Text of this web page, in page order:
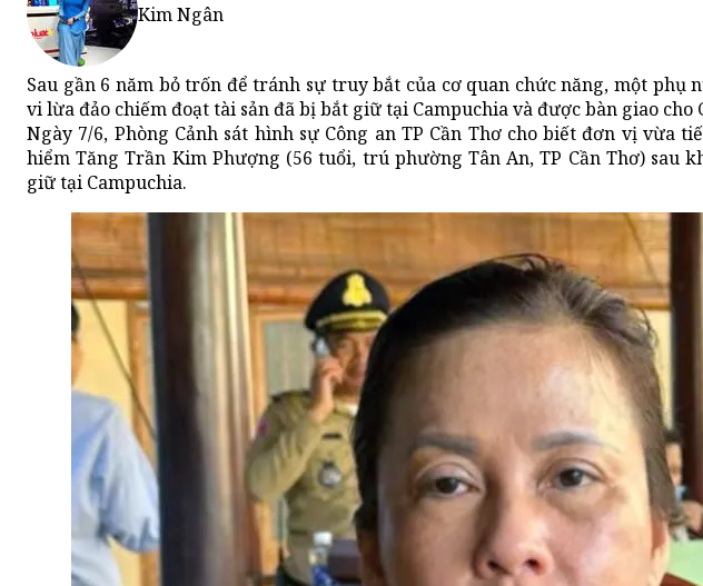
Kim Ngân
Sau gần 6 năm bỏ trốn để tránh sự truy bắt của cơ quan chức năng, một
vi lừa đảo chiếm đoạt tài sản đã bị bắt giữ tại Campuchia và được bàn giao cho
Ngày 7/6, Phòng Cảnh sát hình sự Công an TP Cần Thơ cho biết đơn vị vừa
hiểm Tăng Trần Kim Phượng (56 tuổi, trú phường Tân An, TP Cần Thơ) sau
giữ tại Campuchia.